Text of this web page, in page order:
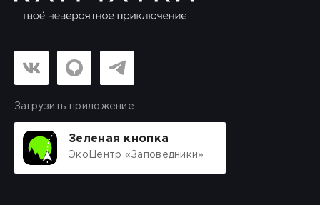
Загрузить приложение
Зеленая кнопка
ЭкоЦентр «Заповедники»